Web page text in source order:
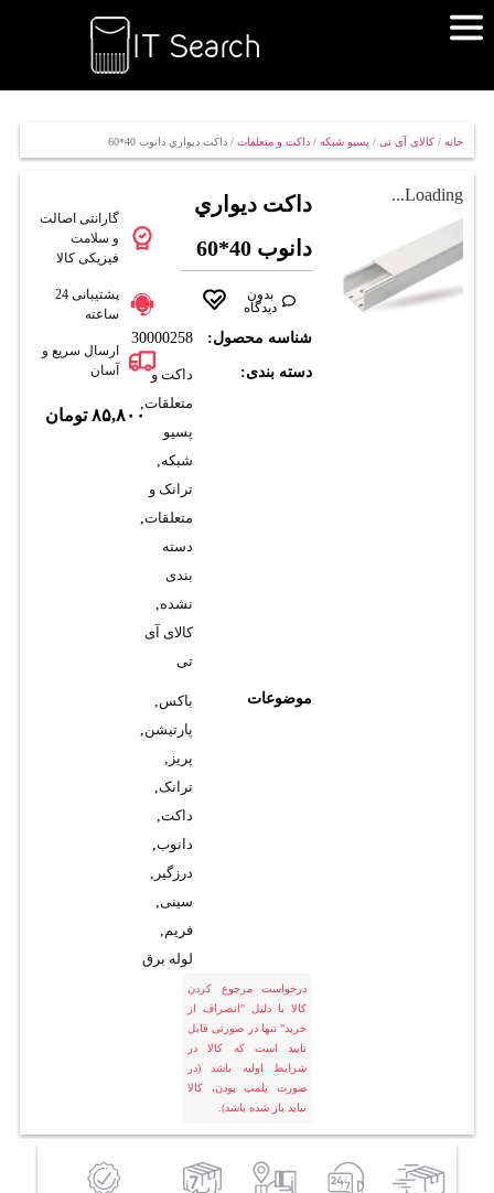
خانه/ کالای آی تی/ پسیو شبکه/ داکت و متعلقات/ داکت ديواري دانوب 40*60
Loading...
داکت ديواري
دانوب 40*60
بدون
دیدگاه
شناسه محصول: 30000258
دسته بندی:
داکت و
متعلقات,
پسیو
شبکه,
ترانک و
متعلقات,
دسته
بندی
نشده,
کالای آی
تی
موضوعات باکس,
پارتیشن,
پریز ,
ترانک,
داکت,
دانوب,
درزگیر ,
سینی,
فریم,
لوله برق
درخواست مرجوع کردن
کالا با دلیل "انصراف از
خرید" تنها در صورتی قابل
تایید است که کالا در
شرایط اولیه باشد (در
صورت پلمپ بودن، کالا
نباید باز شده باشد).
گارانتی اصالت
و سلامت
فیزیکی کالا
پشتیبانی 24
ساعته
ارسال سریع و
آسان
۸۵,۸۰۰ تومان